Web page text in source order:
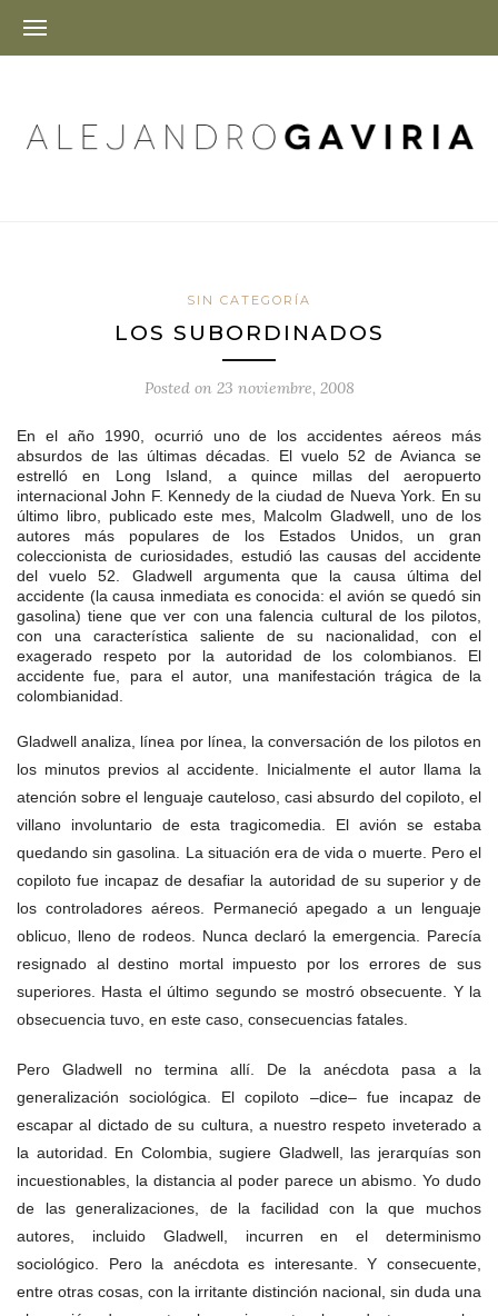
SIN CATEGORÍA
LOS SUBORDINADOS
Posted on 23 noviembre, 2008
En el año 1990, ocurrió uno de los accidentes aéreos más
absurdos de las últimas décadas. El vuelo 52 de Avianca se
estrelló en Long Island, a quince millas del aeropuerto
internacional John F. Kennedy de la ciudad de Nueva York. En su
último libro, publicado este mes, Malcolm Gladwell, uno de los
autores más populares de los Estados Unidos, un gran
coleccionista de curiosidades, estudió las causas del accidente
del vuelo 52. Gladwell argumenta que la causa última del
accidente (la causa inmediata es conocida: el avión se quedó sin
gasolina) tiene que ver con una falencia cultural de los pilotos,
con una característica saliente de su nacionalidad, con el
exagerado respeto por la autoridad de los colombianos. El
accidente fue, para el autor, una manifestación trágica de la
colombianidad.
Gladwell analiza, línea por línea, la conversación de los pilotos en
los minutos previos al accidente. Inicialmente el autor llama la
atención sobre el lenguaje cauteloso, casi absurdo del copiloto, el
villano involuntario de esta tragicomedia. El avión se estaba
quedando sin gasolina. La situación era de vida o muerte. Pero el
copiloto fue incapaz de desafiar la autoridad de su superior y de
los controladores aéreos. Permaneció apegado a un lenguaje
oblicuo, lleno de rodeos. Nunca declaró la emergencia. Parecía
resignado al destino mortal impuesto por los errores de sus
superiores. Hasta el último segundo se mostró obsecuente. Y la
obsecuencia tuvo, en este caso, consecuencias fatales.
Pero Gladwell no termina allí. De la anécdota pasa a la
generalización sociológica. El copiloto –dice– fue incapaz de
escapar al dictado de su cultura, a nuestro respeto inveterado a
la autoridad. En Colombia, sugiere Gladwell, las jerarquías son
incuestionables, la distancia al poder parece un abismo. Yo dudo
de las generalizaciones, de la facilidad con la que muchos
autores, incluido Gladwell, incurren en el determinismo
sociológico. Pero la anécdota es interesante. Y consecuente,
entre otras cosas, con la irritante distinción nacional, sin duda una